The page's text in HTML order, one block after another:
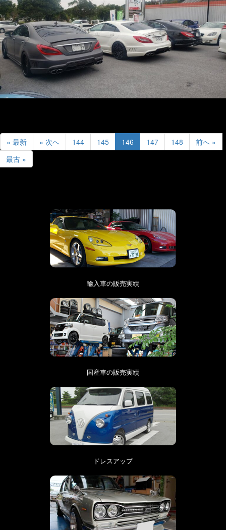
« 最新 « 次へ 144 145 146 147 148
前へ »
最古 »
輸入車の販売実績
国産車の販売実績
ドレスアップ